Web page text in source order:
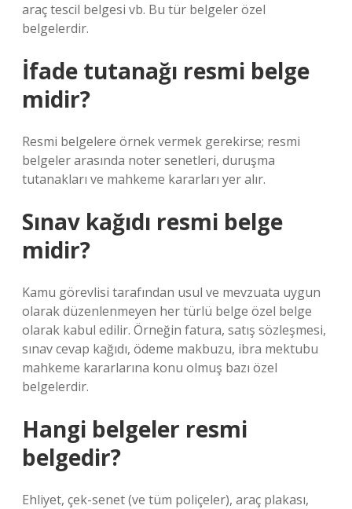
araç tescil belgesi vb. Bu tür belgeler özel
belgelerdir.
İfade tutanağı resmi belge
midir?
Resmi belgelere örnek vermek gerekirse; resmi
belgeler arasında noter senetleri, duruşma
tutanakları ve mahkeme kararları yer alır.
Sınav kağıdı resmi belge
midir?
Kamu görevlisi tarafından usul ve mevzuata uygun
olarak düzenlenmeyen her türlü belge özel belge
olarak kabul edilir. Örneğin fatura, satış sözleşmesi,
sınav cevap kağıdı, ödeme makbuzu, ibra mektubu
mahkeme kararlarına konu olmuş bazı özel
belgelerdir.
Hangi belgeler resmi
belgedir?
Ehliyet, çek-senet (ve tüm poliçeler), araç plakası,